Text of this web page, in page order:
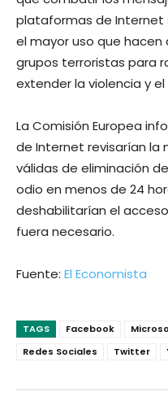
plataformas de Internet
el mayor uso que hacen
grupos terroristas para
extender la violencia y el
La Comisión Europea
de Internet revisarían la
válidas de eliminación
odio en menos de 24
deshabilitarían el
fuera necesario.
Fuente: El Economista
TAGS Facebook
Redes Sociales
Twitter